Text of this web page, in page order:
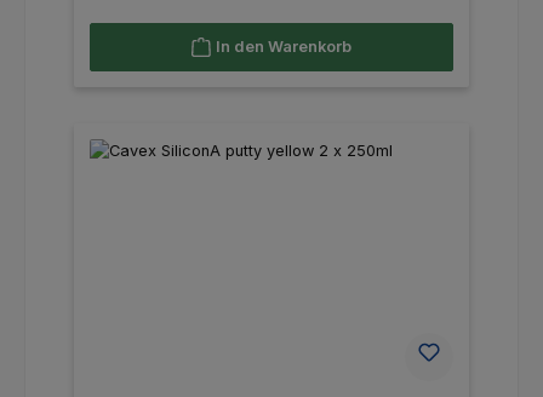
In den Warenkorb